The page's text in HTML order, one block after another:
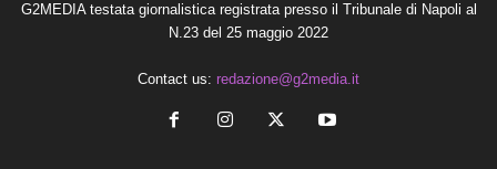
G2MEDIA testata giornalistica registrata presso il Tribunale di Napoli al
N.23 del 25 maggio 2022
Contact us: redazione@g2media.it